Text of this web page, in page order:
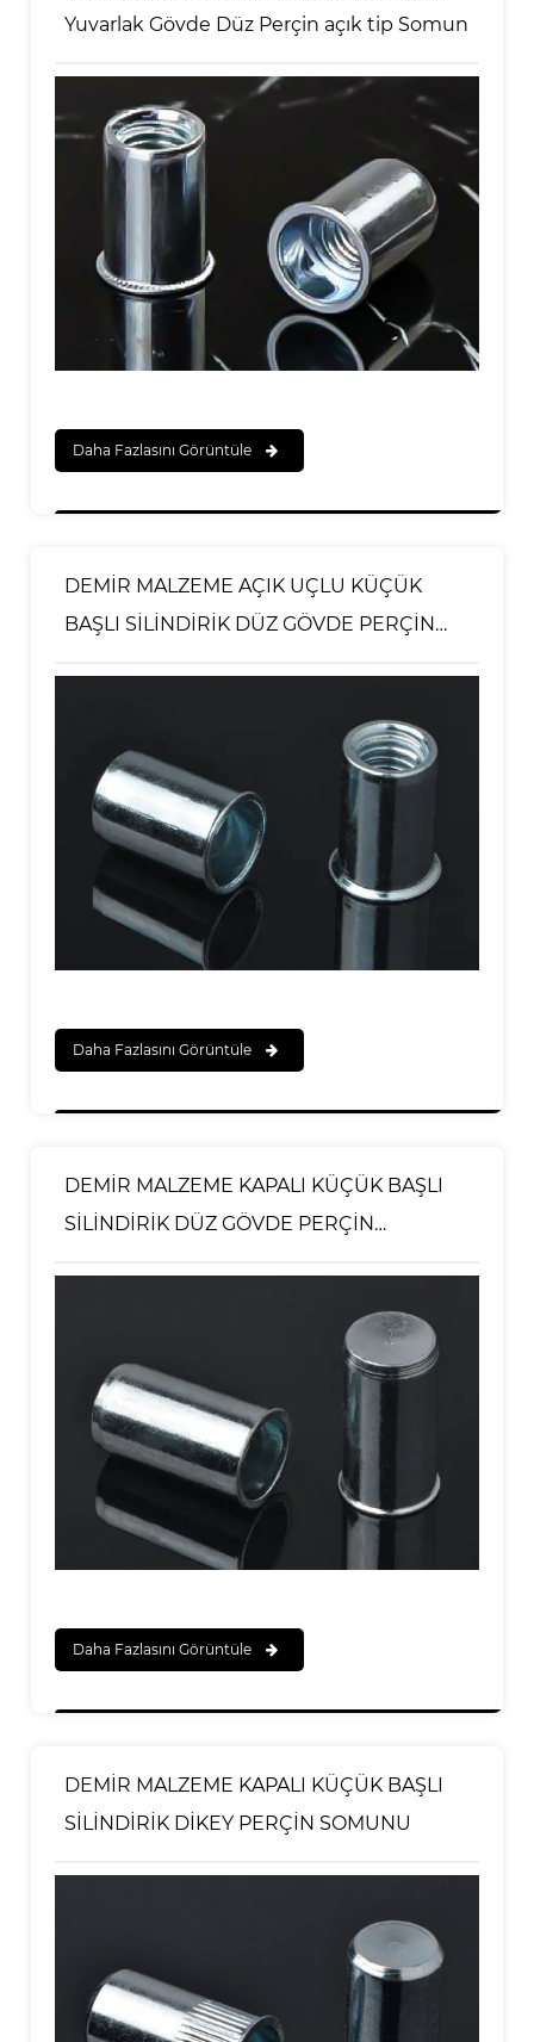
Yuvarlak Gövde Düz Perçin açık tip Somun
Daha Fazlasını Görüntüle
DEMİR MALZEME AÇIK UÇLU KÜÇÜK
BAŞLI SİLİNDİRİK DÜZ GÖVDE PERÇİN
Daha Fazlasını Görüntüle
DEMİR MALZEME KAPALI KÜÇÜK BAŞLI
SİLİNDİRİK DÜZ GÖVDE PERÇİN
Daha Fazlasını Görüntüle
DEMİR MALZEME KAPALI KÜÇÜK BAŞLI
SİLİNDİRİK DİKEY PERÇİN SOMUNU